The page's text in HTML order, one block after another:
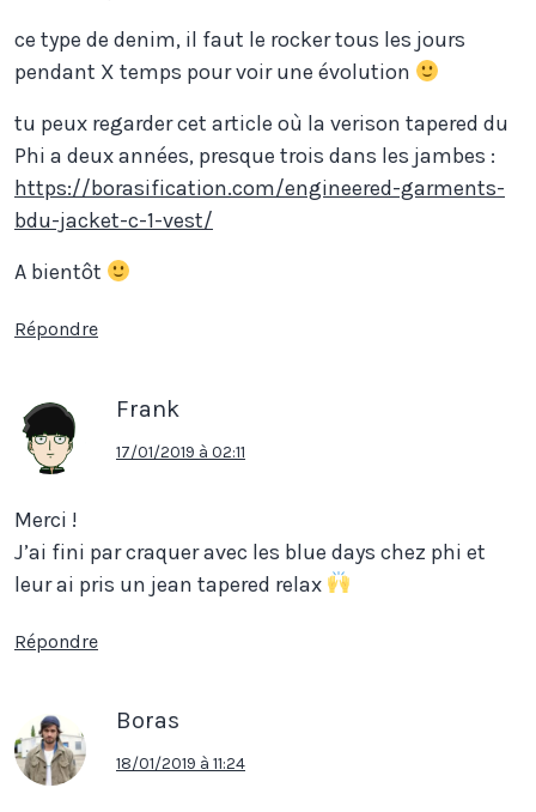
ce type de denim, il faut le rocker tous les jours
pendant X temps pour voir une évolution
tu peux regarder cet article où la verison tapered du
Phi a deux années, presque trois dans les jambes :
https://borasification.com/engineered-garments-
bdu-jacket-c-1-vest/
A bientôt
Répondre
Frank
17/01/2019 à 02:11
Merci !
J’ai fini par craquer avec les blue days chez phi et
leur ai pris un jean tapered relax
Répondre
Boras
18/01/2019 à 11:24